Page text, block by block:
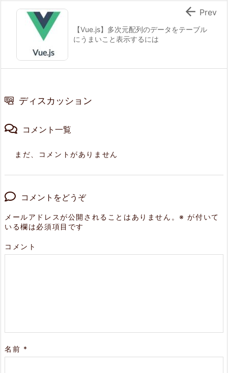
【Vue.js】多次元配列のデータをテーブル
にうまいこと表示するには
 Prev
ディスカッション
コメント一覧
まだ、コメントがありません
コメントをどうぞ
メールアドレスが公開されることはありません。※ が付いて
いる欄は必須項目です
コメント
名前 *